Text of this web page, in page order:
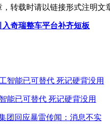
转载时请以链接形式注明文
奇瑞整车平台补齐短板
能已可替代 死记硬背没用